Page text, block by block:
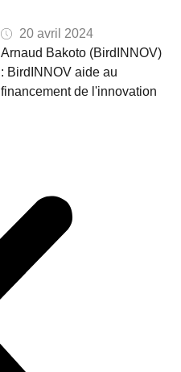
20 avril 2024
Arnaud Bakoto (BirdINNOV)
: BirdINNOV aide au
financement de l'innovation